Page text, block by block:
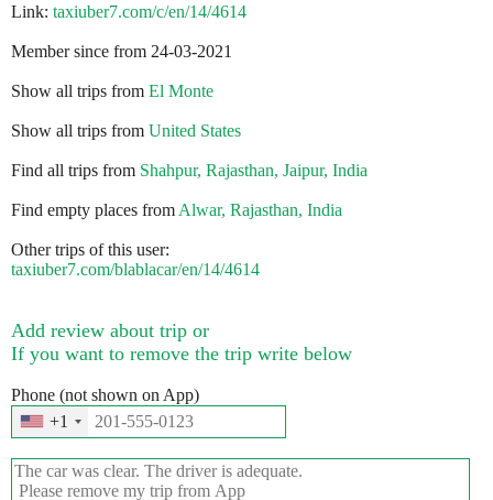
Link: taxiuber7.com/c/en/14/4614
Member since from 24-03-2021
Show all trips from El Monte
Show all trips from United States
Find all trips from Shahpur, Rajasthan, Jaipur, India
Find empty places from Alwar, Rajasthan, India
Other trips of this user:
taxiuber7.com/blablacar/en/14/4614
Add review about trip or
If you want to remove the trip write below
Phone (not shown on App)
+1